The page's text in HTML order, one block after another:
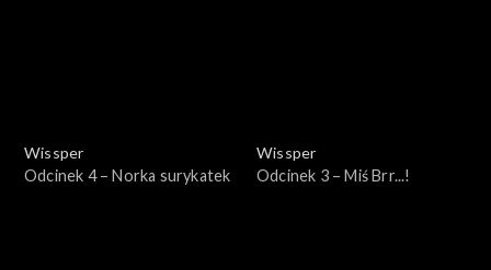
Wissper
Odcinek 4 – Norka surykatek
Wissper
Odcinek 3 – Miś Brr...!